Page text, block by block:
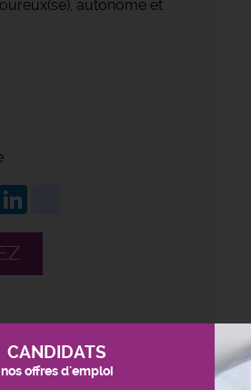
autonome et
CANDIDATS
offres d'emploi